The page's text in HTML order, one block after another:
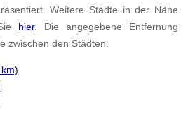
Weitere Städte in der Nähe
hier. Die angegebene Entfernung
zwischen den Städten.